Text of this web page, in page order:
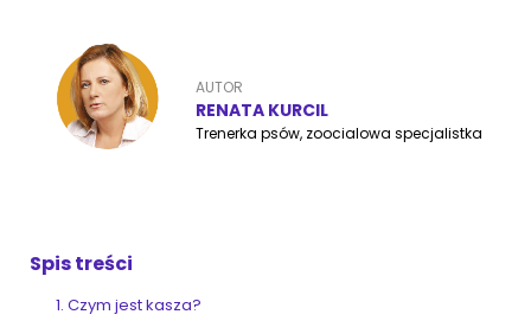
Wyszukiwarka ras psów
Przyjazne miejsca
AUTOR
RENATA KURCIL
Trenerka psów, zoocialowa specjalistka
Spis treści
Czym jest kasza?